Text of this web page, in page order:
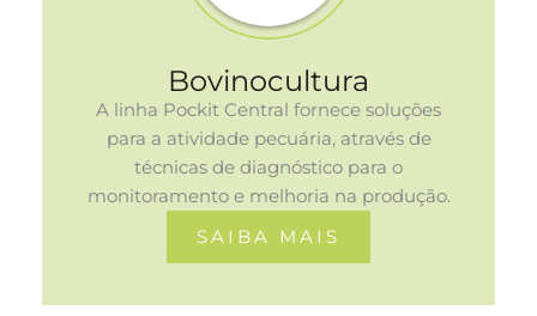
Bovinocultura
A linha Pockit Central fornece soluções
para a atividade pecuária, através de
técnicas de diagnóstico para o
monitoramento e melhoria na produção.
SAIBA MAIS